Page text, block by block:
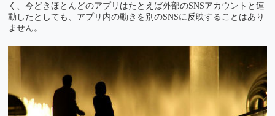
く、今どきほとんどのアプリはたとえば外部のSNSアカウントと連
動したとしても、アプリ内の動きを別のSNSに反映することはあり
ません。